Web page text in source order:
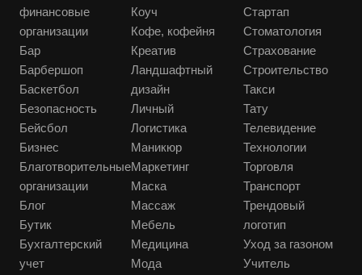
финансовые
организации
Бар
Барбершоп
Баскетбол
Безопасность
Бейсбол
Бизнес
Благотворительные
организации
Блог
Бутик
Бухгалтерский
учет
Коуч
Кофе, кофейня
Креатив
Ландшафтный
дизайн
Личный
Логистика
Маникюр
Маркетинг
Маска
Массаж
Мебель
Медицина
Мода
Стартап
Стоматология
Страхование
Строительство
Такси
Тату
Телевидение
Технологии
Торговля
Транспорт
Трендовый
логотип
Уход за газоном
Учитель